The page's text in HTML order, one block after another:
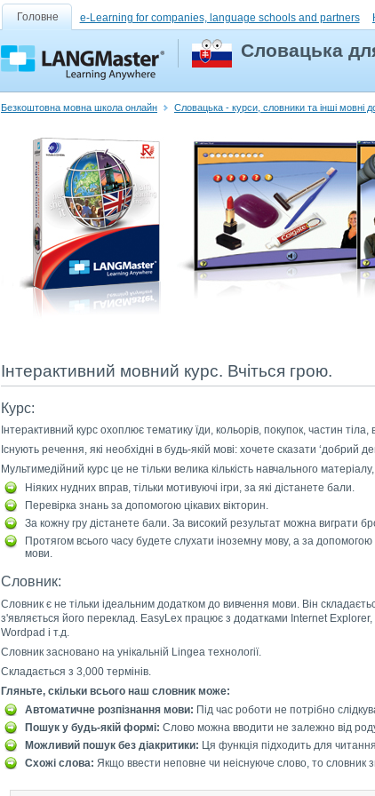
Головне e-Learning for companies, language schools and partners
Словацька
Безкоштовна мовна школа онлайн Словацька - курси, словники та інші мовні
Інтерактивний мовний курс. Вчіться грою.
Курс:
Інтерактивний курс охоплює тематику їди, кольорів, покупок, частин
Існують речення, які необхідні в будь-якій мові: хочете сказати ‘добрий
Мультимедійний курс це не тільки велика кількість навчального
Ніяких нудних вправ, тільки мотивуючі ігри, за які дістанете бали.
Перевірка знань за допомогою цікавих вікторин.
За кожну гру дістанете бали. За високий результат можна виграти
Протягом всього часу будете слухати іноземну мову, а за
мови.
Словник:
Словник є не тільки ідеальним додатком до вивчення мови. Він
з'являється його переклад. EasyLex працює з додатками Internet
Wordpad і т.д.
Словник засновано на унікальній Lingea технології.
Складається з 3,000 термінів.
Гляньте, скільки всього наш словник може:
Автоматичне розпізнання мови: Під час роботи не потрібно
Пошук у будь-якій формі: Слово можна вводити не залежно від
Можливий пошук без діакритики: Ця функція підходить для
Схожі слова: Якщо ввести неповне чи неіснуюче слово, то словник